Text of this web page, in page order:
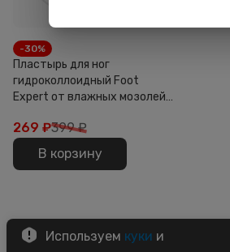
-30%
Пластырь для ног
гидроколлоидный Foot
Expert от влажных мозолей
269 ₽399 ₽
В корзину
Используем куки и